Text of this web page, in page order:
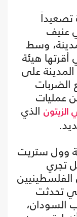
تصعيداً
عنيف
وسط
أقرتها هيئة
المدينة على
الضربات
عمليات
الزيتون الذي
وول ستريت
تجري
الفلسطينيين
تحدثت
السودان،